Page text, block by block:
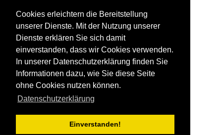
Cookies erleichtern die Bereitstellung
unserer Dienste. Mit der Nutzung unserer
Dienste erklären Sie sich damit
einverstanden, dass wir Cookies verwenden.
In unserer Datenschutzerklärung finden Sie
Informationen dazu, wie Sie diese Seite
ohne Cookies nutzen können.
Datenschutzerklärung
Einverstanden!
Bolonia
Kap Trafalgar
Düne von Bolonia